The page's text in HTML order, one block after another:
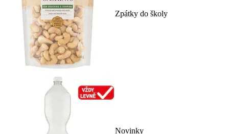
Zpátky do školy
Novinky